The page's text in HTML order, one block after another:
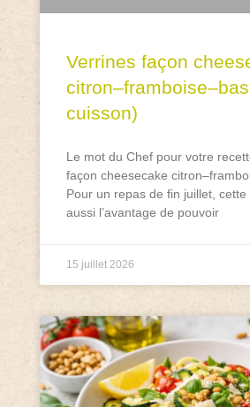
Verrines façon
cuisson)
Le mot du Chef pour votre
façon cheesecake
Pour un repas de fin juillet, cette
aussi l’avantage de pouvoir
15 juillet 2026